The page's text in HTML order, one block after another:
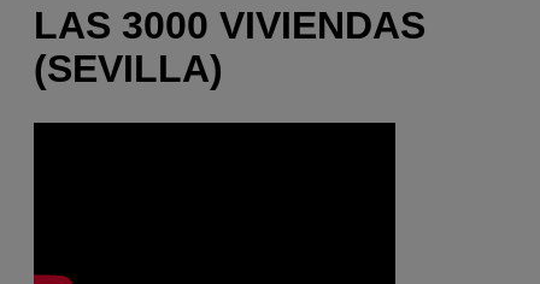
LAS 3000 VIVIENDAS
(SEVILLA)